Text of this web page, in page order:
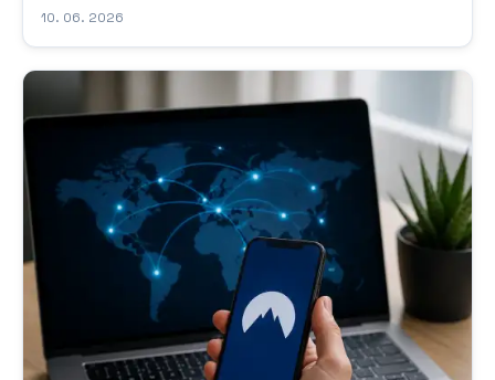
prostřednictvím vzdáleného serveru. Tento server funguje
10. 06. 2026